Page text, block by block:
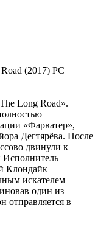
(2017) PC
Long Road».
«Фарватер»,
Дегтярёва. После
двинули к
Клондайк
искателем
один из
отправляется в